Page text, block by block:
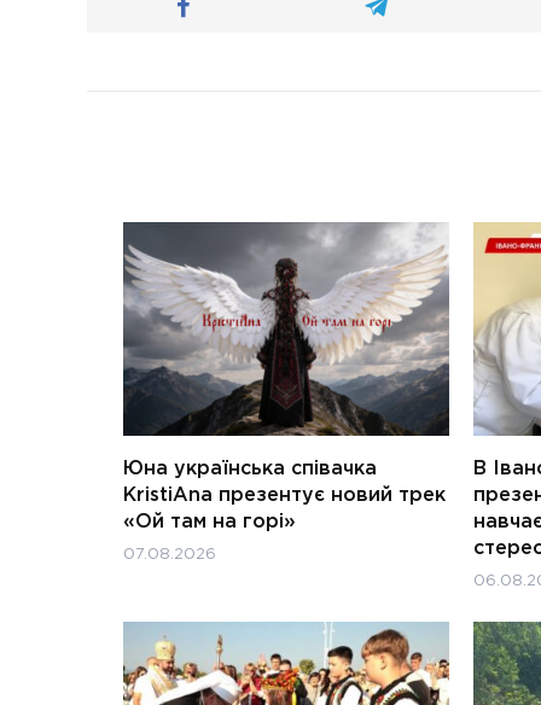
Юна українська співачка
KristiAna презентує новий трек
«Ой там на горі»
07.08.2026
В